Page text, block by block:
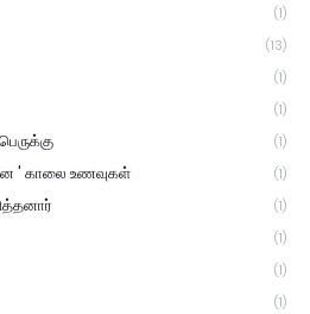
(1)
(13)
(1)
(1)
(1)
' காலை உணவுகள் (1)
(1)
(1)
(1)
(1)